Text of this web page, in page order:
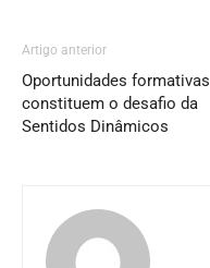
Artigo anterior
Oportunidades formativas
constituem o desafio da
Sentidos Dinâmicos